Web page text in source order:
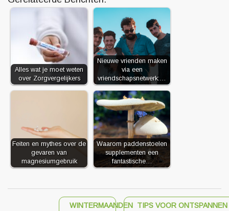
Alles wat je moet weten
over Zorgvergelijkers
Nieuwe vrienden maken
via een
vriendschapsnetwerk:…
Feiten en mythes over de
gevaren van
magnesiumgebruik
Waarom paddenstoelen
supplementen een
fantastische…
WINTERMAANDEN TIPS VOOR ONTSPANNEN